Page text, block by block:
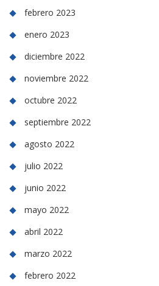
febrero 2023
enero 2023
diciembre 2022
noviembre 2022
octubre 2022
septiembre 2022
agosto 2022
julio 2022
junio 2022
mayo 2022
abril 2022
marzo 2022
febrero 2022